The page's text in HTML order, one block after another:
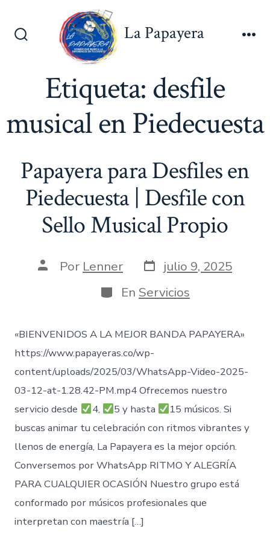
Alternar
La Papayera
Etiqueta: desfile
musical en Piedecuesta
Papayera para Desfiles en
Piedecuesta | Desfile con
Sello Musical Propio
AutorPor Lenner Fecha
de
publicación
julio 9, 2025
Categorías
En Servicios
«BIENVENIDOS A LA MEJOR BANDA PAPAYERA»
https://www.papayeras.co/wp-
content/uploads/2025/03/WhatsApp-Video-2025-
03-12-at-1.28.42-PM.mp4 Ofrecemos nuestro
servicio desde
4, 5 y hasta
15 músicos. Si
buscas animar tu celebración con ritmos vibrantes y
llenos de energía, La Papayera es la mejor opción.
Conversemos por WhatsApp RITMO Y ALEGRÍA
PARA CUALQUIER OCASIÓN Nuestro grupo está
conformado por músicos profesionales que
interpretan con maestría […]